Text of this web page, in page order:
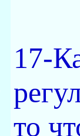
17-
то